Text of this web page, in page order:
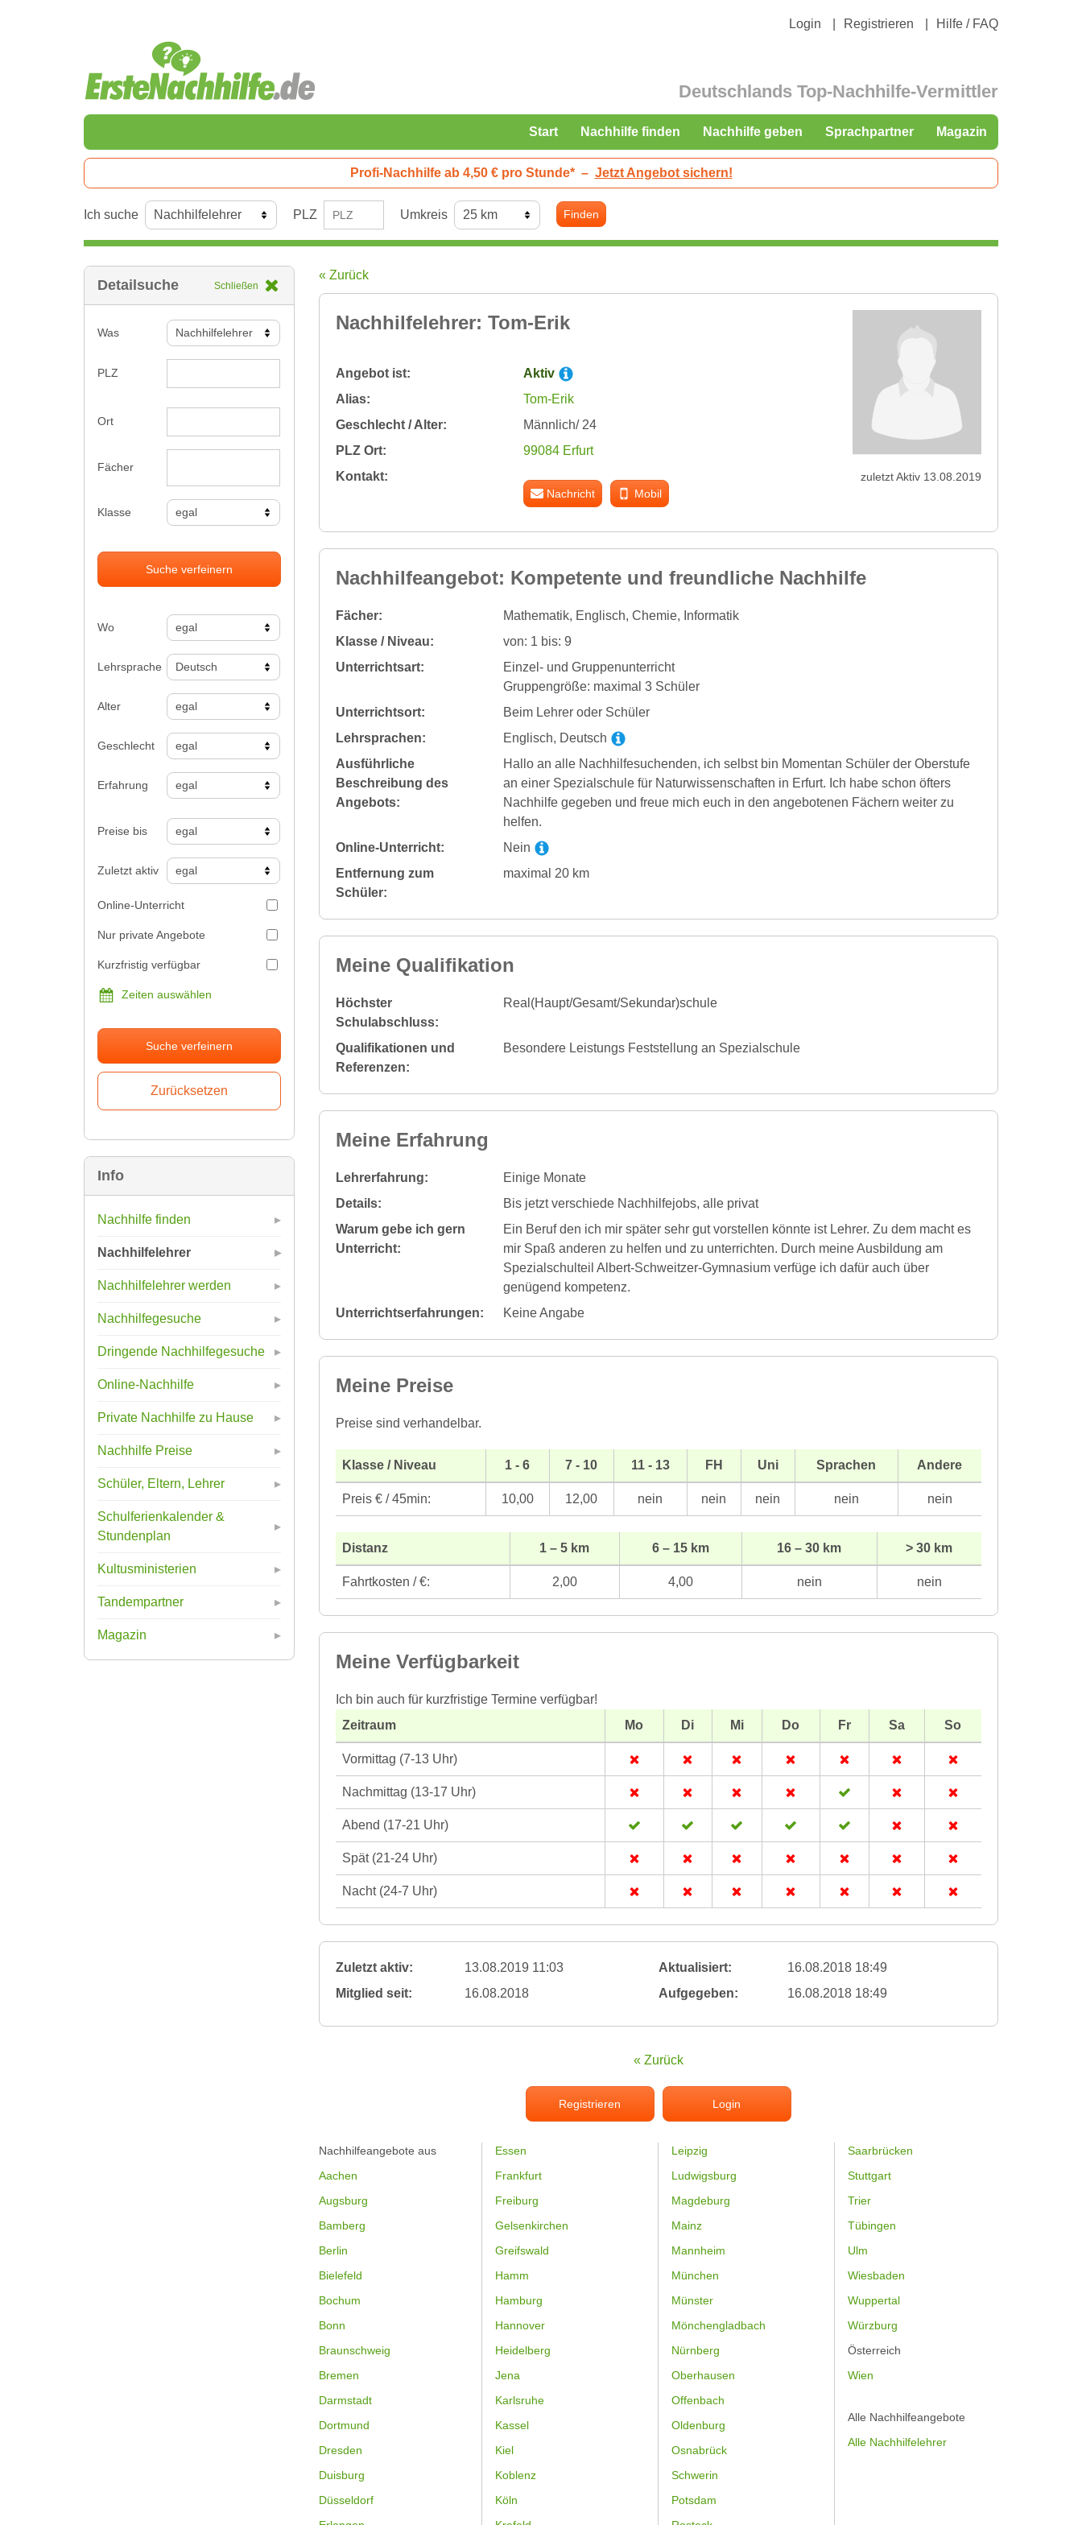
Login Registrieren Hilfe / FAQ
Deutschlands Top-Nachhilfe-Vermittler
Start Nachhilfe finden Nachhilfe geben Sprachpartner Magazin
Profi-Nachhilfe ab 4,50 € pro Stunde* – Jetzt Angebot sichern!
Ich suche PLZ Umkreis Finden
Detailsuche Schließen
Was
PLZ
Ort
Fächer
Klasse
Suche verfeinern
Wo
Lehrsprache
Alter
Geschlecht
Erfahrung
Preise bis
Zuletzt aktiv
Online-Unterricht
Nur private Angebote
Kurzfristig verfügbar
Zeiten auswählen
Suche verfeinern
Info
Nachhilfe finden
Nachhilfelehrer
Nachhilfelehrer werden
Nachhilfegesuche
Dringende Nachhilfegesuche
Online-Nachhilfe
Private Nachhilfe zu Hause
Nachhilfe Preise
Schüler, Eltern, Lehrer
Schulferienkalender &
Stundenplan
Kultusministerien
Tandempartner
Magazin
« Zurück
Nachhilfelehrer: Tom-Erik
Angebot ist:
Aktiv
Alias:
Tom-Erik
Geschlecht / Alter:
Männlich/ 24
PLZ Ort:
99084 Erfurt
Kontakt:
Nachricht Mobil
zuletzt Aktiv 13.08.2019
Nachhilfeangebot: Kompetente und freundliche Nachhilfe
Fächer:
Mathematik, Englisch, Chemie, Informatik
Klasse / Niveau:
von: 1 bis: 9
Unterrichtsart:
Einzel- und Gruppenunterricht
Gruppengröße: maximal 3 Schüler
Unterrichtsort:
Beim Lehrer oder Schüler
Lehrsprachen:
Englisch, Deutsch
Ausführliche
Beschreibung des
Angebots:
Hallo an alle Nachhilfesuchenden, ich selbst bin Momentan Schüler der Oberstufe
an einer Spezialschule für Naturwissenschaften in Erfurt. Ich habe schon öfters
Nachhilfe gegeben und freue mich euch in den angebotenen Fächern weiter zu
helfen.
Online-Unterricht:
Nein
Entfernung zum
Schüler:
maximal 20 km
Meine Qualifikation
Höchster
Schulabschluss:
Real(Haupt/Gesamt/Sekundar)schule
Qualifikationen und
Referenzen:
Besondere Leistungs Feststellung an Spezialschule
Meine Erfahrung
Lehrerfahrung:
Einige Monate
Details:
Bis jetzt verschiede Nachhilfejobs, alle privat
Warum gebe ich gern
Unterricht:
Ein Beruf den ich mir später sehr gut vorstellen könnte ist Lehrer. Zu dem macht es
mir Spaß anderen zu helfen und zu unterrichten. Durch meine Ausbildung am
Spezialschulteil Albert-Schweitzer-Gymnasium verfüge ich dafür auch über
genügend kompetenz.
Unterrichtserfahrungen:
Keine Angabe
Meine Preise
Preise sind verhandelbar.
Klasse / Niveau 1 - 6 7 - 10 11 - 13 FH Uni Sprachen Andere
Preis € / 45min: 10,00 12,00 nein nein nein nein nein
Distanz 1 – 5 km 6 – 15 km 16 – 30 km > 30 km
Fahrtkosten / €: 2,00 4,00 nein nein
Meine Verfügbarkeit
Ich bin auch für kurzfristige Termine verfügbar!
Zeitraum
Mo Di Mi Do Fr Sa So
Vormittag (7-13 Uhr)
Nachmittag (13-17 Uhr)
Abend (17-21 Uhr)
Spät (21-24 Uhr)
Nacht (24-7 Uhr)
Zuletzt aktiv: 13.08.2019 11:03 Aktualisiert:
16.08.2018 18:49
Mitglied seit:
16.08.2018 Aufgegeben: 16.08.2018 18:49
« Zurück
Registrieren Login
Nachhilfeangebote aus
Aachen
Augsburg
Bamberg
Berlin
Bielefeld
Bochum
Bonn
Braunschweig
Bremen
Darmstadt
Dortmund
Dresden
Duisburg
Düsseldorf
Essen
Frankfurt
Freiburg
Gelsenkirchen
Greifswald
Hamm
Hamburg
Hannover
Heidelberg
Jena
Karlsruhe
Kassel
Kiel
Koblenz
Köln
Leipzig
Ludwigsburg
Magdeburg
Mainz
Mannheim
München
Münster
Mönchengladbach
Nürnberg
Oberhausen
Offenbach
Oldenburg
Osnabrück
Schwerin
Potsdam
Saarbrücken
Stuttgart
Trier
Tübingen
Ulm
Wiesbaden
Wuppertal
Würzburg
Österreich
Wien
Alle Nachhilfeangebote
Alle Nachhilfelehrer